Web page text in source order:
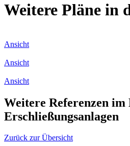
Weitere Pläne in
Ansicht
Ansicht
Ansicht
Weitere Referenzen im
Erschließungsanlagen
Zurück zur Übersicht